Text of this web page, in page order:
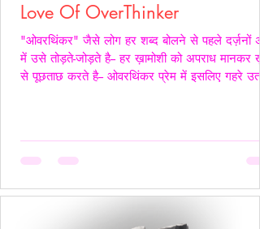
Love Of OverThinker
"ओवरथिंकर" जैसे लोग हर शब्द बोलने से पहले दर्ज़नों
में उसे तोड़ते-जोड़ते है-- हर ख़ामोशी को अपराध मानकर
से पूछताछ करते है-- ओवरथिंकर प्रेम में इसलिए गहरे
अपने प्रश्न सब चुपचाप स्थगित कर देते है-- ओवरथिंकर